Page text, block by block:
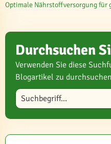
Optimale Nährstoffversorgung für
Durchsuchen
Verwenden Sie diese
Blogartikel zu
Blog durchsuchen